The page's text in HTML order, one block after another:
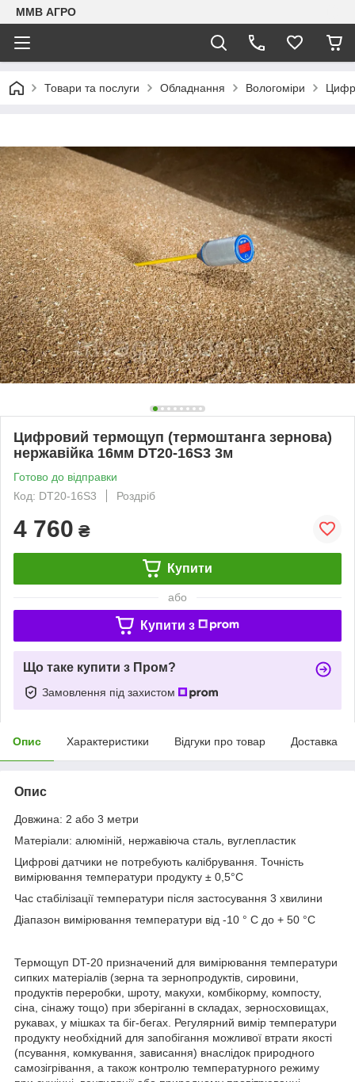
ММВ АГРО
Товари та послуги Обладнання Вологоміри
Цифровий термощуп (термоштанга зернова)
нержавійка 16мм DT20-16S3 3м
Готово до відправки
Код: DT20-16S3
Роздріб
4 760 ₴
Купити
або
Купити з
Що таке купити з Пром?
Замовлення під захистом
Опис Характеристики Відгуки про товар Доставка
Опис
Довжина: 2 або 3 метри
Матеріали: алюміній, нержавіюча сталь, вуглепластик
Цифрові датчики не потребують калібрування. Точність
вимірювання температури продукту ± 0,5°C
Час стабілізації температури після застосування 3 хвилини
Діапазон вимірювання температури від -10 ° C до + 50 °C
Термощуп DT-20 призначений для вимірювання температури
сипких матеріалів (зерна та зернопродуктів, сировини,
продуктів переробки, шроту, макухи, комбікорму, компосту,
сіна, сінажу тощо) при зберіганні в складах, зерносховищах,
рукавах, у мішках та біг-бегах. Регулярний вимір температури
продукту необхідний для запобігання можливої ​​втрати якості
(псування, комкування, зависання) внаслідок природного
самозігрівання, а також контролю температурного режиму